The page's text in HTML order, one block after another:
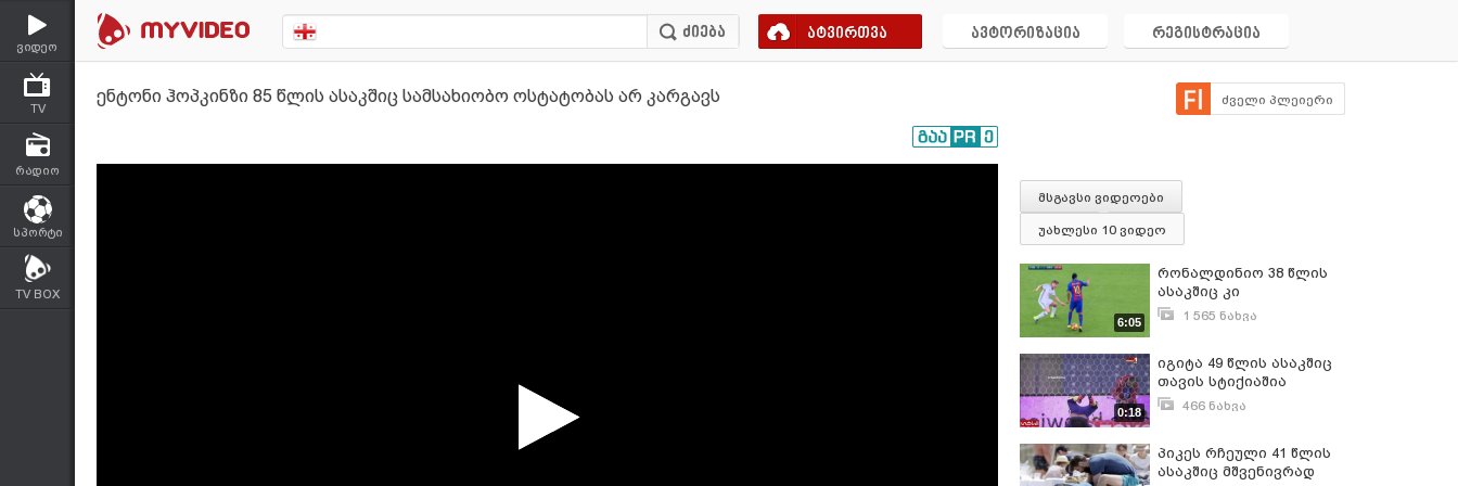
ვიდეო
TV
რადიო
სპორტი
TV BOX
ატვირთვა ავტორიზაცია რეგისტრაცია
ენტონი ჰოპკინზი 85 წლის ასაკშიც სამსახიობო ოსტატობას არ კარგავს ძველი პლეიერი
მსგავსი ვიდეოები
უახლესი 10 ვიდეო
6:05
რონალდინიო 38 წლის
ასაკშიც კი
შეუდარებელია !!! -
მოედანზე ( 2018 წლის
მომენტების ნაკრები )
1 565 ნახვა
0:18
იგიტა 49 წლის ასაკშიც
თავის სტიქიაშია
466 ნახვა
პიკეს რჩეული 41 წლის
ასაკშიც მშვენივრად